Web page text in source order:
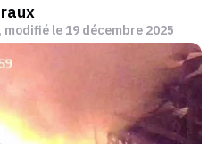
, modifié le 19 décembre 2025